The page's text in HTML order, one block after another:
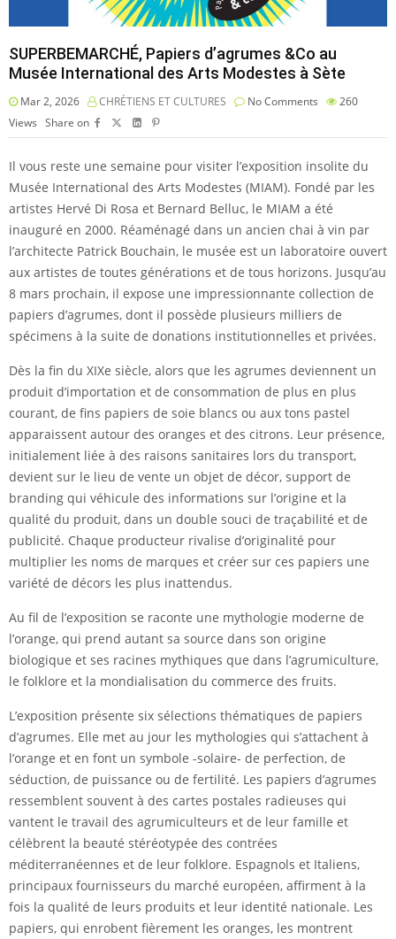
SUPERBEMARCHÉ, Papiers d’agrumes &Co au
Musée International des Arts Modestes à Sète
Mar 2, 2026 CHRÉTIENS ET CULTURES No Comments
260
Views Share on
Il vous reste une semaine pour visiter l’exposition insolite du
Musée International des Arts Modestes (MIAM). Fondé par les
artistes Hervé Di Rosa et Bernard Belluc, le MIAM a été
inauguré en 2000. Réaménagé dans un ancien chai à vin par
l’architecte Patrick Bouchain, le musée est un laboratoire ouvert
aux artistes de toutes générations et de tous horizons. Jusqu’au
8 mars prochain, il expose une impressionnante collection de
papiers d’agrumes, dont il possède plusieurs milliers de
spécimens à la suite de donations institutionnelles et privées.
Dès la fin du XIXe siècle, alors que les agrumes deviennent un
produit d’importation et de consommation de plus en plus
courant, de fins papiers de soie blancs ou aux tons pastel
apparaissent autour des oranges et des citrons. Leur présence,
initialement liée à des raisons sanitaires lors du transport,
devient sur le lieu de vente un objet de décor, support de
branding qui véhicule des informations sur l’origine et la
qualité du produit, dans un double souci de traçabilité et de
publicité. Chaque producteur rivalise d’originalité pour
multiplier les noms de marques et créer sur ces papiers une
variété de décors les plus inattendus.
Au fil de l’exposition se raconte une mythologie moderne de
l’orange, qui prend autant sa source dans son origine
biologique et ses racines mythiques que dans l’agrumiculture,
le folklore et la mondialisation du commerce des fruits.
L’exposition présente six sélections thématiques de papiers
d’agrumes. Elle met au jour les mythologies qui s’attachent à
l’orange et en font un symbole -solaire- de perfection, de
séduction, de puissance ou de fertilité. Les papiers d’agrumes
ressemblent souvent à des cartes postales radieuses qui
vantent le travail des agrumiculteurs et de leur famille et
célèbrent la beauté stéréotypée des contrées
méditerranéennes et de leur folklore. Espagnols et Italiens,
principaux fournisseurs du marché européen, affirment à la
fois la qualité de leurs produits et leur identité nationale. Les
papiers, qui enrobent fièrement les oranges, les montrent